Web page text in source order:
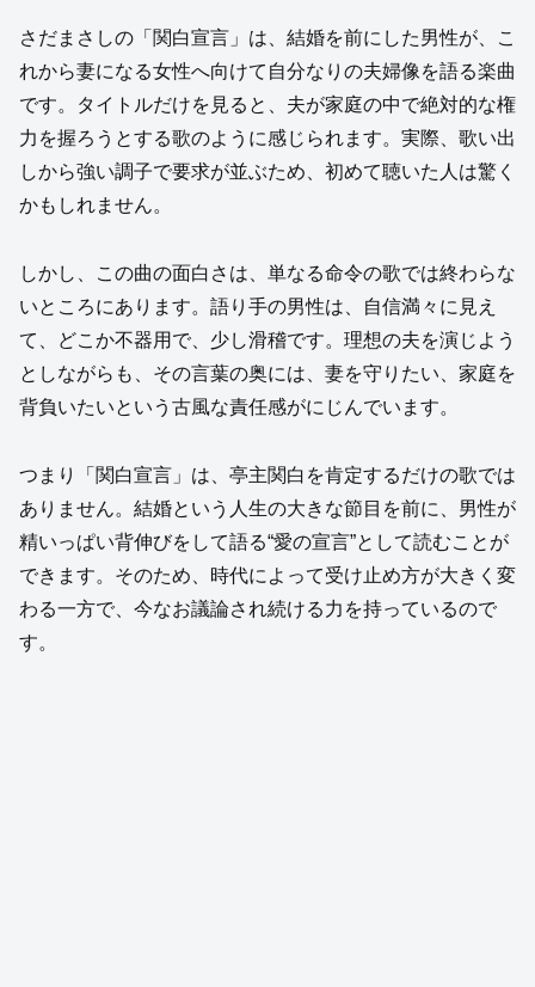
さだまさしの「関白宣言」は、結婚を前にした男性が、こ
れから妻になる女性へ向けて自分なりの夫婦像を語る楽曲
です。タイトルだけを見ると、夫が家庭の中で絶対的な権
力を握ろうとする歌のように感じられます。実際、歌い出
しから強い調子で要求が並ぶため、初めて聴いた人は驚く
かもしれません。
しかし、この曲の面白さは、単なる命令の歌では終わらな
いところにあります。語り手の男性は、自信満々に見え
て、どこか不器用で、少し滑稽です。理想の夫を演じよう
としながらも、その言葉の奥には、妻を守りたい、家庭を
背負いたいという古風な責任感がにじんでいます。
つまり「関白宣言」は、亭主関白を肯定するだけの歌では
ありません。結婚という人生の大きな節目を前に、男性が
精いっぱい背伸びをして語る“愛の宣言”として読むことが
できます。そのため、時代によって受け止め方が大きく変
わる一方で、今なお議論され続ける力を持っているので
す。